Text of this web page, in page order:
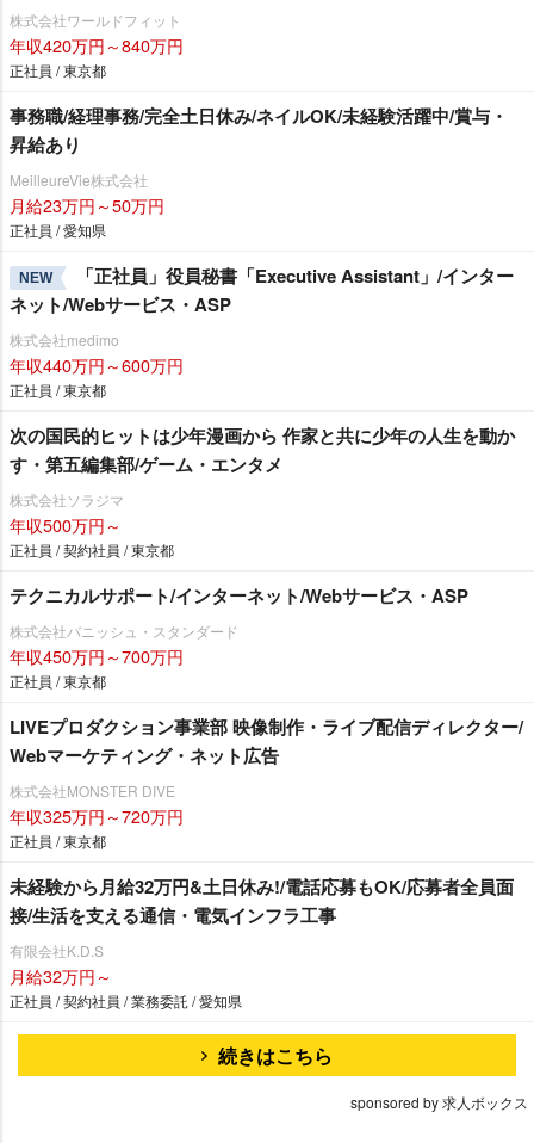
株式会社ワールドフィット
年収420万円～840万円
正社員 / 東京都
事務職/経理事務/完全土日休み/ネイルOK/未経験活躍中/賞与・
昇給あり
MeilleureVie株式会社
月給23万円～50万円
正社員 / 愛知県
NEW
「正社員」役員秘書「Executive Assistant」/インター
ネット/Webサービス・ASP
株式会社medimo
年収440万円～600万円
正社員 / 東京都
次の国民的ヒットは少年漫画から 作家と共に少年の人生を動か
す・第五編集部/ゲーム・エンタメ
株式会社ソラジマ
年収500万円～
正社員 / 契約社員 / 東京都
テクニカルサポート/インターネット/Webサービス・ASP
株式会社バニッシュ・スタンダード
年収450万円～700万円
正社員 / 東京都
LIVEプロダクション事業部 映像制作・ライブ配信ディレクター/
Webマーケティング・ネット広告
株式会社MONSTER DIVE
年収325万円～720万円
正社員 / 東京都
未経験から月給32万円&土日休み!/電話応募もOK/応募者全員面
接/生活を支える通信・電気インフラ工事
有限会社K.D.S
月給32万円～
正社員 / 契約社員 / 業務委託 / 愛知県
続きはこちら
sponsored by 求人ボックス